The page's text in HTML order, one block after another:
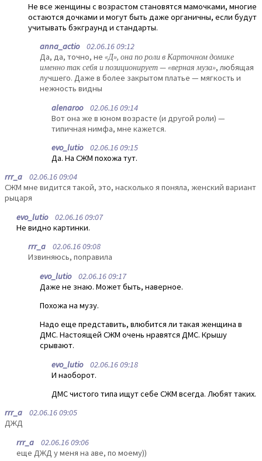
Не все женщины с возрастом становятся мамочками, многие
остаются дочками и могут быть даже органичны, если будут
учитывать бэкграунд и стандарты.
anna_actio02.06.16 09:12
Да, да, точно, не «Д», она по роли в Карточном домике
именно так себя и позиционирует — «верная муза», любящая
лучшего. Даже в более закрытом платье — мягкость и
нежность видны
alenaroo02.06.16 09:14
Вот она же в юном возрасте (и другой роли) —
типичная нимфа, мне кажется.
evo_lutio02.06.16 09:15
Да. На СЖМ похожа тут.
rrr_a 02.06.16 09:04
СЖМ мне видится такой, это, насколько я поняла, женский вариант
рыцаря
evo_lutio02.06.16 09:07
Не видно картинки.
rrr_a 02.06.16 09:08
Извиняюсь, поправила
evo_lutio02.06.16 09:17
Даже не знаю. Может быть, наверное.
Похожа на музу.
Надо еще представить, влюбится ли такая женщина в
ДМС. Настоящей СЖМ очень нравятся ДМС. Крышу
срывают.
evo_lutio02.06.16 09:18
И наоборот.
ДМС чистого типа ищут себе СЖМ всегда. Любят таких.
rrr_a 02.06.16 09:05
ДЖД
rrr_a 02.06.16 09:06
еще ДЖД у меня на аве, по моему))